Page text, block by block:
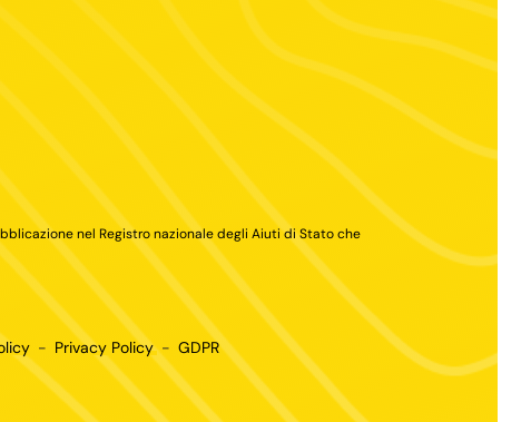
nel Registro nazionale degli Aiuti di Stato che
- Privacy Policy- GDPR